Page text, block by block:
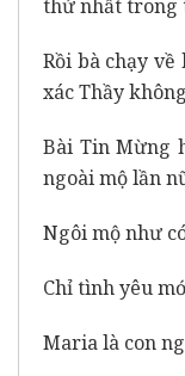
thứ nhất trong
Rồi bà chạy về
xác Thầy
Bài Tin Mừng
ngoài mộ lần
Ngôi mộ như
Chỉ tình yêu
Maria là con